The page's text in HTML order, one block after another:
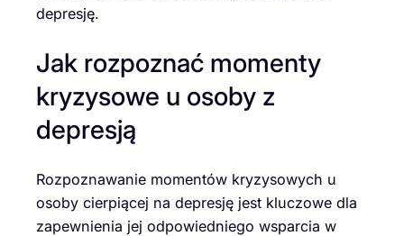
depresję.
Jak rozpoznać momenty
kryzysowe u osoby z
depresją
Rozpoznawanie momentów kryzysowych u
osoby cierpiącej na depresję jest kluczowe dla
zapewnienia jej odpowiedniego wsparcia w